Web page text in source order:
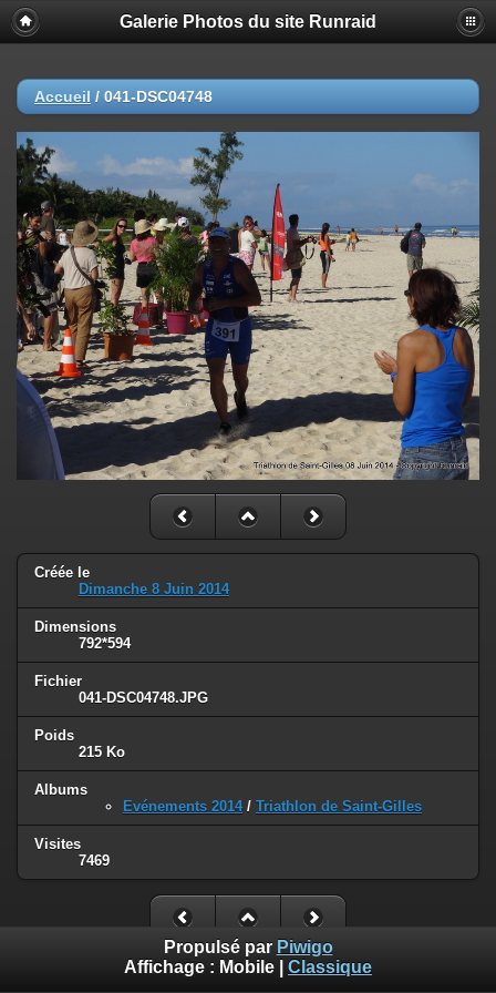
Galerie Photos du site Runraid
Accueil / 041-DSC04748
Créée le
Dimanche 8 Juin 2014
Dimensions
792*594
Fichier
041-DSC04748.JPG
Poids
215 Ko
Albums
Evénements 2014/ Triathlon de Saint-Gilles
Visites
7469
Propulsé par Piwigo
Affichage : Mobile Classique